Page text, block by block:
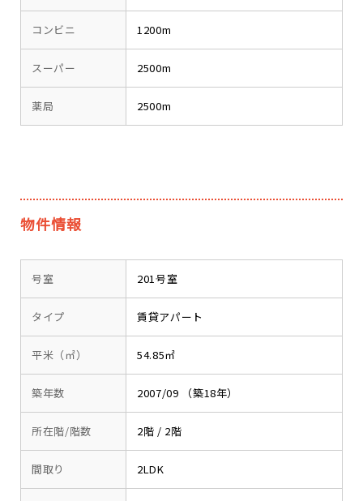
コンビニ 1200m
スーパー 2500m
薬局 2500m
物件情報
号室 201号室
タイプ 賃貸アパート
平米（㎡） 54.85㎡
築年数 2007/09 （築18年）
所在階/階数 2階 / 2階
間取り 2LDK